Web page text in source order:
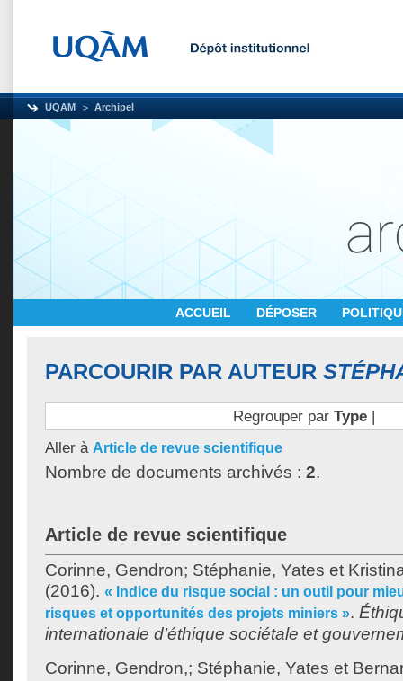
UQAM Archipel
ACCUEIL DÉPOSER
PARCOURIR PAR AUTEUR
Regrouper par Type|
Aller à Article de revue scientifique
Nombre de documents archivés : 2.
Article de revue scientifique
Corinne, Gendron; Stéphanie, Yates et
(2016). « Indice du risque social : un outil pour
risques et opportunités des projets miniers ».
internationale d’éthique sociétale et
Corinne, Gendron,; Stéphanie, Yates et